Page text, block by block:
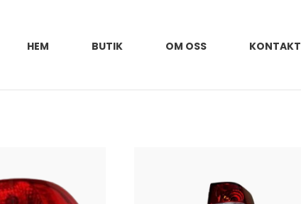
HEM BUTIK OM OSS KONTAKT